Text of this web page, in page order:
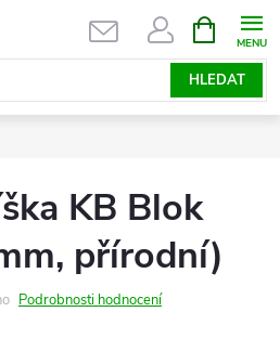
HLEDAT
NÁKUPNÍ
KOŠÍK
KB Blok
přírodní)
Podrobnosti hodnocení